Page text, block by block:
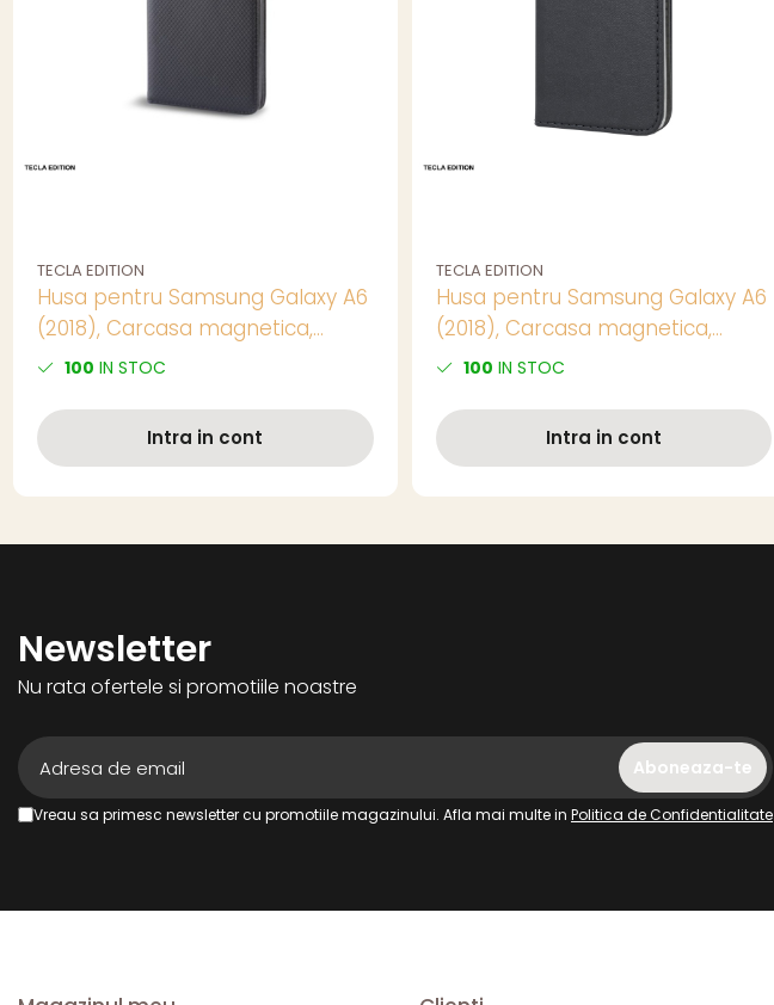
TECLA EDITION
Husa pentru Samsung Galaxy A6
(2018), Carcasa magnetica,
Negru
100 IN STOC
Intra in cont
TECLA EDITION
Husa pentru Samsung Galaxy A6
(2018), Carcasa magnetica,
Negru
100 IN STOC
Intra in cont
Newsletter
Nu rata ofertele si promotiile noastre
Vreau sa primesc newsletter cu promotiile magazinului. Afla mai multe in Politica de Confidentialitate